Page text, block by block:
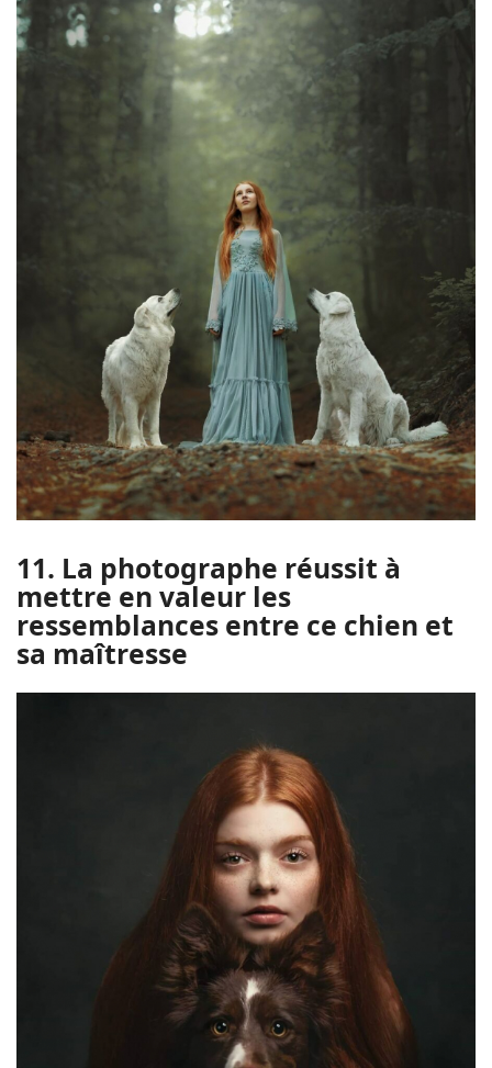
11. La photographe réussit à
mettre en valeur les
ressemblances entre ce chien et
sa maîtresse